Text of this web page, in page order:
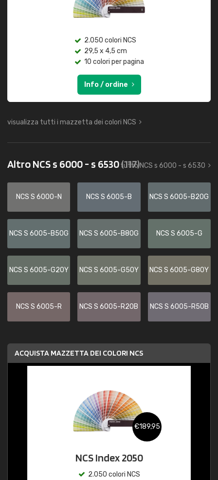
2.050 colori NCS
29,5 x 4,5 cm
10 colori per pagina
Info / ordine
visualizza tutti i mazzetta dei colori NCS
Altro NCS s 6000 - s 6530(117)
tutto NCS s 6000 - s 6530
NCS S 6000-N NCS S 6005-B NCS S 6005-B20G
NCS S 6005-B50G NCS S 6005-B80G NCS S 6005-G
NCS S 6005-G20Y NCS S 6005-G50Y NCS S 6005-G80Y
NCS S 6005-R NCS S 6005-R20B NCS S 6005-R50B
ACQUISTA MAZZETTA DEI COLORI NCS
€189,95
NCS Index 2050
2.050 colori NCS